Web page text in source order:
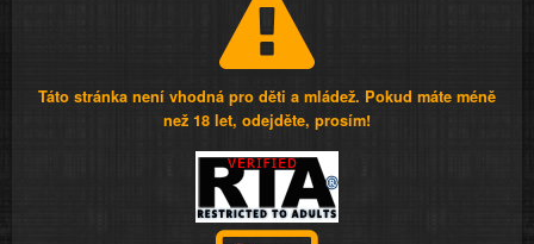
Táto stránka není vhodná pro děti a mládež. Pokud máte méně
než 18 let, odejděte, prosím!